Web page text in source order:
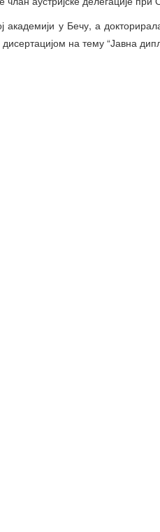
у Бечу, а
на тему “Јавна